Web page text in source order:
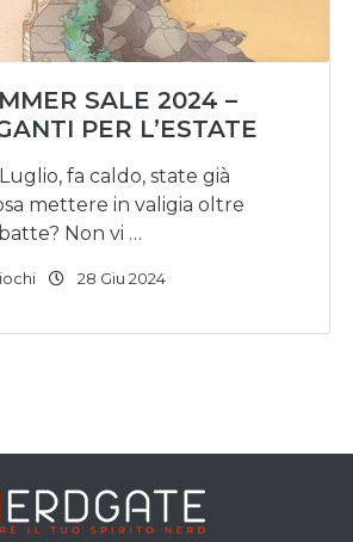
SALE 2024 –
PER L’ESTATE
fa caldo, state già
mettere in valigia oltre
Non vi …
28 Giu 2024